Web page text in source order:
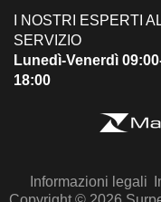
I NOSTRI ESPERTI
SERVIZIO
Lunedì-Venerdì
18:00
Informazioni legali